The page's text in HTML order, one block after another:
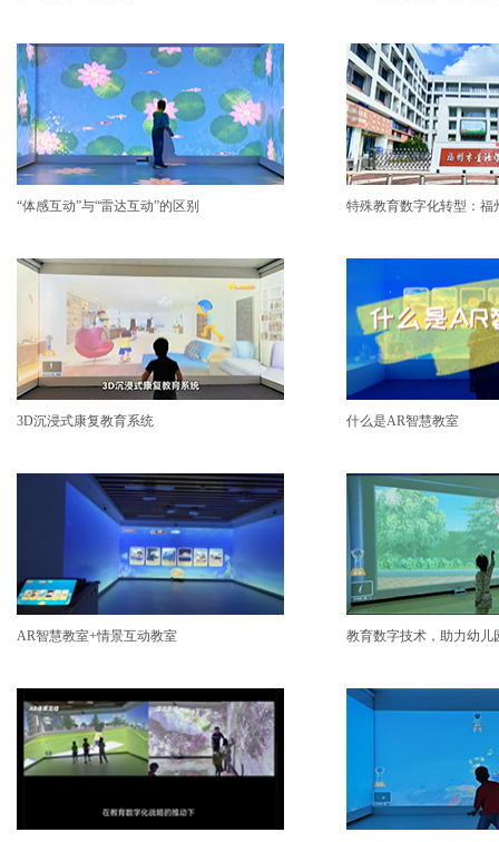
“体感互动”与“雷达互动”的区别 特殊教育数字化转型：福
3D沉浸式康复教育系统 什么是AR智慧教室
AR智慧教室+情景互动教室 教育数字技术，助力幼儿